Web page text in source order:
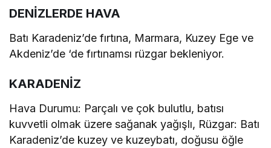
DENİZLERDE HAVA
Batı Karadeniz’de fırtına, Marmara, Kuzey Ege ve
Akdeniz’de ‘de fırtınamsı rüzgar bekleniyor.
KARADENİZ
Hava Durumu: Parçalı ve çok bulutlu, batısı
kuvvetli olmak üzere sağanak yağışlı, Rüzgar: Batı
Karadeniz’de kuzey ve kuzeybatı, doğusu öğle